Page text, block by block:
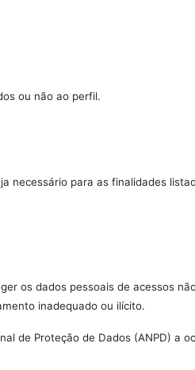
ou não ao perfil.
necessário para as finalidades
os dados pessoais de acessos
inadequado ou ilícito.
de Proteção de Dados (ANPD) a